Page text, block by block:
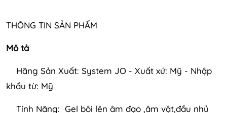
THÔNG TIN SẢN PHẨM
Mô tả
Hãng Sản Xuất: System JO - Xuất xứ: Mỹ - Nhập
khẩu từ: Mỹ
Tính Năng: Gel bôi lên âm đạo ,âm vật,đầu nhủ